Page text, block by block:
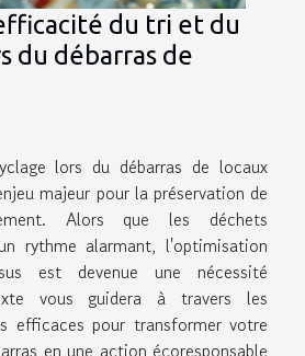
du tri et du
du débarras de
lors du débarras de locaux
majeur pour la préservation de
Alors que les déchets
rythme alarmant, l'optimisation
est devenue une nécessité
vous guidera à travers les
efficaces pour transformer votre
en une action écoresponsable